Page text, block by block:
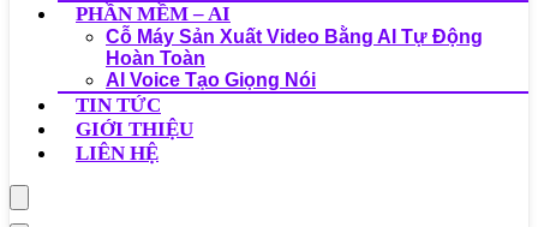
PHẦN MỀM – AI
Cỗ Máy Sản Xuất Video Bằng AI Tự Động
Hoàn Toàn
AI Voice Tạo Giọng Nói
TIN TỨC
GIỚI THIỆU
LIÊN HỆ